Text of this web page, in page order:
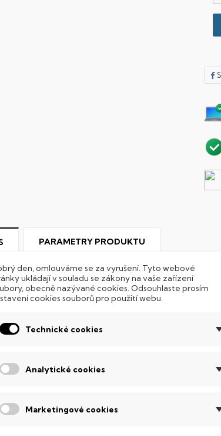
PARAMETRY PRODUKTU
notebook určený primárně pro práci na
zábavu i základní grafické editace.
a funkční IdeaPad
spolehlivý a navíc s parádním designem. IdeaPad
který rozšlape i mobily tak, že zvládnou
hry.
den, omlouváme se za vyrušení. Tyto webové
ukládají v souladu se zákony na vaše zařízení
obecně nazývané cookies. Odsouhlaste prosím
cookies souborů pro použití webu.
Technické cookies
Analytické cookies
Marketingové cookies